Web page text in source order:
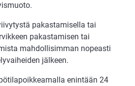
pakastamisella tai
pakastamisen tai
mahdollisimman nopeasti
jälkeen.
enintään 24